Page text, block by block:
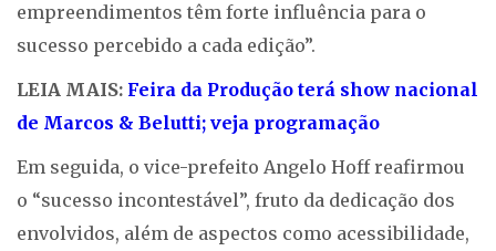
empreendimentos têm forte influência para o
sucesso percebido a cada edição”.
LEIA MAIS: Feira da Produção terá show nacional
de Marcos & Belutti; veja programação
Em seguida, o vice-prefeito Angelo Hoff reafirmou
o “sucesso incontestável”, fruto da dedicação dos
envolvidos, além de aspectos como acessibilidade,